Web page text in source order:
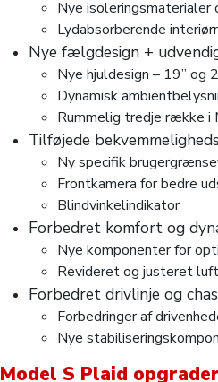
Nye isoleringsmaterialer
Lydabsorberende
Nye fælgdesign +
Nye hjuldesign – 19” og
Dynamisk
Rummelig tredje række i
Tilføjede
Ny specifik
Frontkamera for bedre
Blindvinkelindikator
Forbedret komfort og
Nye komponenter for
Revideret og justeret
Forbedret drivlinje og
Forbedringer af
Nye
Model S Plaid